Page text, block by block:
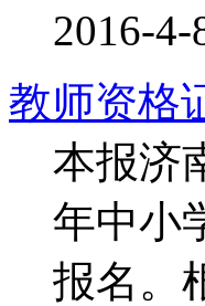
2016-4-
教师资格
本报济
年中小
报名。